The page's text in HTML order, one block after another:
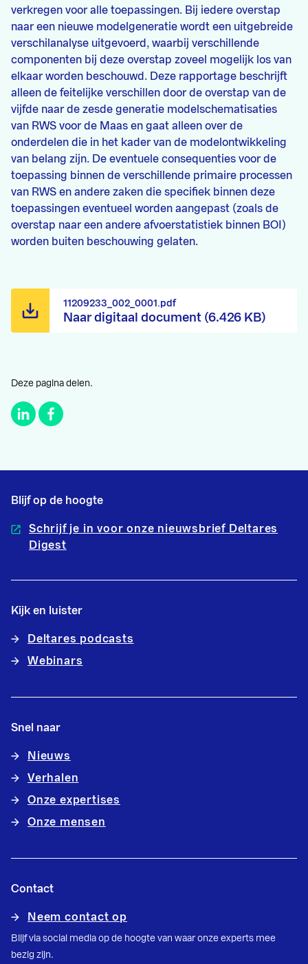
verkregen voor alle toepassingen. Bij iedere overstap
naar een nieuwe modelgeneratie wordt een uitgebreide
verschilanalyse uitgevoerd, waarbij verschillende
componenten bij deze overstap zoveel mogelijk los van
elkaar worden beschouwd. Deze rapportage beschrijft
alleen de feitelijke verschillen door de overstap van de
vijfde naar de zesde generatie modelschematisaties
van RWS voor de Maas en gaat alleen over de
onderdelen die in het kader van de modelontwikkeling
van belang zijn. De eventuele consequenties voor de
toepassing binnen de verschillende primaire processen
van RWS en andere zaken die specifiek binnen deze
toepassingen eventueel worden aangepast (zoals de
overstap naar een andere afvoerstatistiek binnen BOI)
worden buiten beschouwing gelaten.
Naar digitaal document (6.426 KB)
11209233_002_0001.pdf
Deze pagina delen.
Blijf op de hoogte
Schrijf je in voor onze nieuwsbrief Deltares
Digest
Kijk en luister
Deltares podcasts
Webinars
Snel naar
Nieuws
Verhalen
Onze expertises
Onze mensen
Contact
Neem contact op
Blijf via social media op de hoogte van waar onze experts mee
bezig zijn.